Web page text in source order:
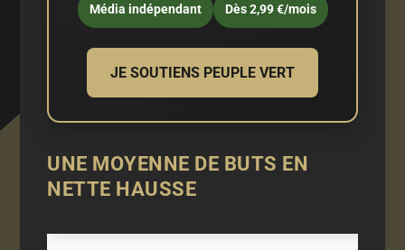
Média indépendant Dès 2,99 €/mois
JE SOUTIENS PEUPLE VERT
UNE MOYENNE DE BUTS EN
NETTE HAUSSE